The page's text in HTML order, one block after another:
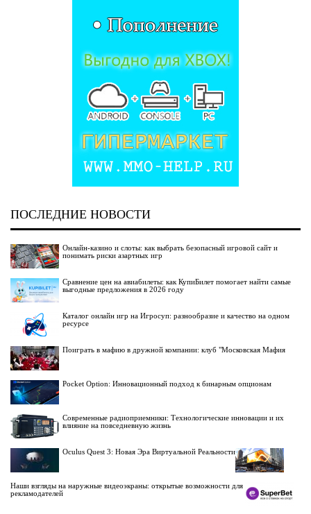
ПОСЛЕДНИЕ НОВОСТИ
Онлайн-казино и слоты: как выбрать безопасный игровой сайт и
понимать риски азартных игр
Сравнение цен на авиабилеты: как КупиБилет помогает найти самые
выгодные предложения в 2026 году
Каталог онлайн игр на Игросуп: разнообразие и качество на одном
ресурсе
Поиграть в мафию в дружной компании: клуб "Московская Мафия
Pocket Option: Инновационный подход к бинарным опционам
Современные радиоприемники: Технологические инновации и их
влияние на повседневную жизнь
Oculus Quest 3: Новая Эра Виртуальной Реальности
Наши взгляды на наружные видеоэкраны: открытые возможности для
рекламодателей